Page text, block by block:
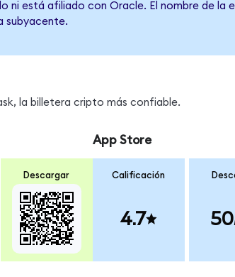
está afiliado con Oracle. El nombre de la
subyacente.
la billetera cripto más confiable.
Descargar
App Store
Calificación
4.7